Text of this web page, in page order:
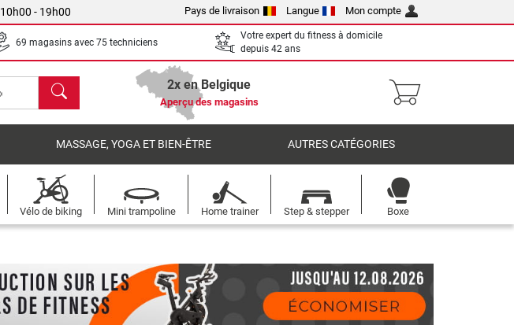
10h00 - 19h00 Pays de livraison Langue Mon compte
69 magasins avec 75 techniciens
Votre expert du fitness à domicile
depuis 42 ans
chercher 2x en Belgique
Aperçu des magasins
MASSAGE, YOGA ET BIEN-ÊTRE AUTRES CATÉGORIES
Vélo de biking Mini trampoline Home trainer Step & stepper Boxe